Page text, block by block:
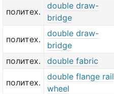
политех.
double draw-
bridge
политех.
double draw-
bridge
политех.
double fabric
политех.
double flange rail
wheel